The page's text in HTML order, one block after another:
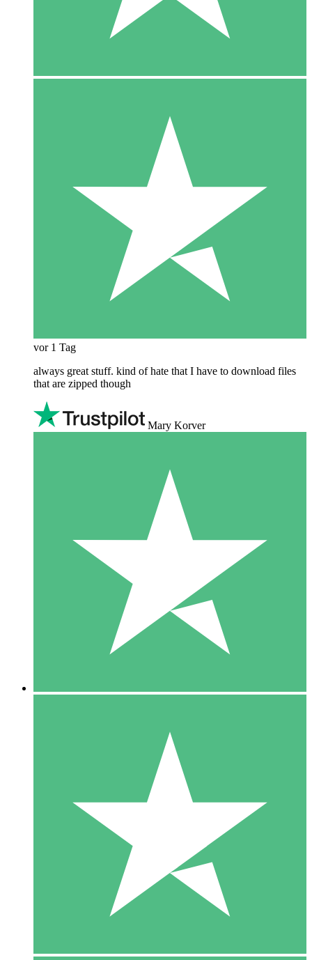
vor 1 Tag
always great stuff. kind of hate that I have to download files
that are zipped though
Mary Korver